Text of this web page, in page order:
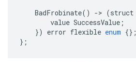
BadFrobinate() -> (struct
value SuccessValue ;
})
error flexible enum {};
};